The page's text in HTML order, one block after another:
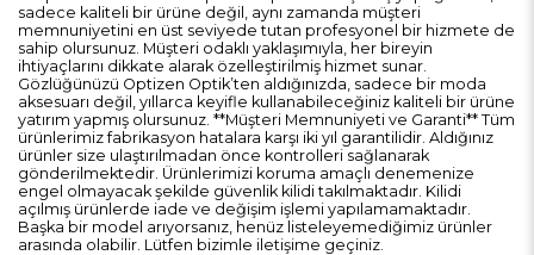
sadece kaliteli bir ürüne değil, aynı zamanda müşteri
memnuniyetini en üst seviyede tutan profesyonel bir hizmete de
sahip olursunuz. Müşteri odaklı yaklaşımıyla, her bireyin
ihtiyaçlarını dikkate alarak özelleştirilmiş hizmet sunar.
Gözlüğünüzü Optizen Optik’ten aldığınızda, sadece bir moda
aksesuarı değil, yıllarca keyifle kullanabileceğiniz kaliteli bir ürüne
yatırım yapmış olursunuz. **Müşteri Memnuniyeti ve Garanti** Tüm
ürünlerimiz fabrikasyon hatalara karşı iki yıl garantilidir. Aldığınız
ürünler size ulaştırılmadan önce kontrolleri sağlanarak
gönderilmektedir. Ürünlerimizi koruma amaçlı denemenize
engel olmayacak şekilde güvenlik kilidi takılmaktadır. Kilidi
açılmış ürünlerde iade ve değişim işlemi yapılamamaktadır.
Başka bir model arıyorsanız, henüz listeleyemediğimiz ürünler
arasında olabilir. Lütfen bizimle iletişime geçiniz.